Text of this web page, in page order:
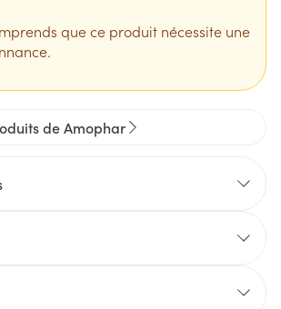
que ce produit nécessite une
de Amophar